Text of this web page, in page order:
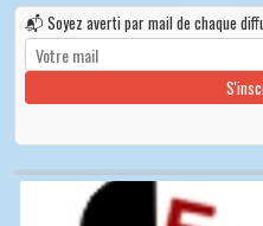
📬 Soyez averti par mail de chaque